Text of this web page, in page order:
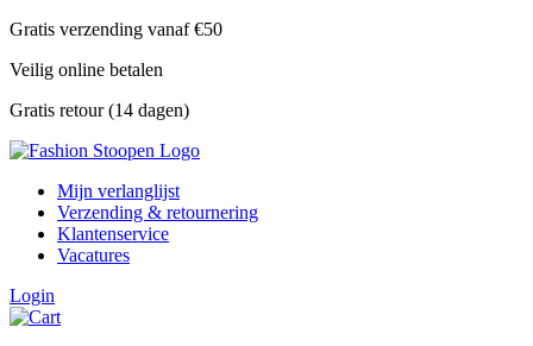
Skip
content
Gratis verzending vanaf €50
Veilig online betalen
Gratis retour (14 dagen)
Mijn verlanglijst
Verzending & retournering
Klantenservice
Vacatures
Login